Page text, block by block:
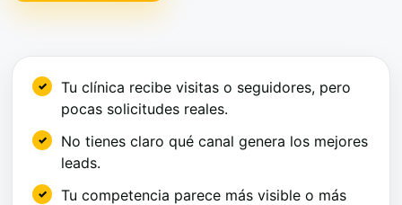
Tu clínica recibe visitas o seguidores, pero
pocas solicitudes reales.
No tienes claro qué canal genera los mejores
leads.
Tu competencia parece más visible o más